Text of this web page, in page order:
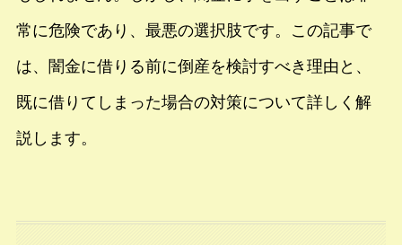
常に危険であり、最悪の選択肢です。この記事で
は、闇金に借りる前に倒産を検討すべき理由と、
既に借りてしまった場合の対策について詳しく解
説します。